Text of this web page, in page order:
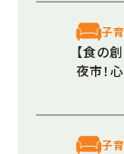
子
【食の
夜市！
子